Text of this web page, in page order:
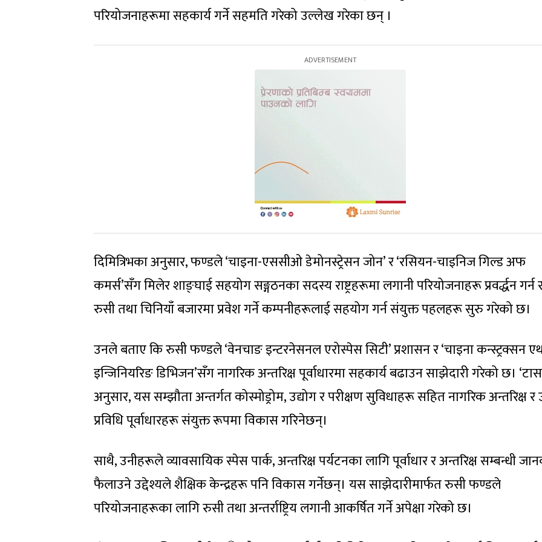
परियोजनाहरूमा सहकार्य गर्ने सहमति गरेको उल्लेख गरेका छन् ।
दिमित्रिभका अनुसार, फण्डले ‘चाइना-एससीओ डेमोनस्ट्रेसन जोन’ र ‘रसियन-चाइनिज गिल्ड अफ
कमर्स’सँग मिलेर शाङ्घाई सहयोग सङ्गठनका सदस्य राष्ट्रहरूमा लगानी परियोजनाहरू प्रवर्द्धन गर्न
रुसी तथा चिनियाँ बजारमा प्रवेश गर्ने कम्पनीहरूलाई सहयोग गर्न संयुक्त पहलहरू सुरु गरेको छ।
उनले बताए कि रुसी फण्डले ‘वेनचाङ इन्टरनेसनल एरोस्पेस सिटी’ प्रशासन र ‘चाइना कन्स्ट्रक्सन
इन्जिनियरिङ डिभिजन’सँग नागरिक अन्तरिक्ष पूर्वाधारमा सहकार्य बढाउन साझेदारी गरेको छ।
अनुसार, यस सम्झौता अन्तर्गत कोस्मोड्रोम, उद्योग र परीक्षण सुविधाहरू सहित नागरिक अन्तरिक्ष र
प्रविधि पूर्वाधारहरू संयुक्त रूपमा विकास गरिनेछन्।
साथै, उनीहरूले व्यावसायिक स्पेस पार्क, अन्तरिक्ष पर्यटनका लागि पूर्वाधार र अन्तरिक्ष सम्बन्धी
फैलाउने उद्देश्यले शैक्षिक केन्द्रहरू पनि विकास गर्नेछन्। यस साझेदारीमार्फत रुसी फण्डले
परियोजनाहरूका लागि रुसी तथा अन्तर्राष्ट्रिय लगानी आकर्षित गर्ने अपेक्षा गरेको छ।